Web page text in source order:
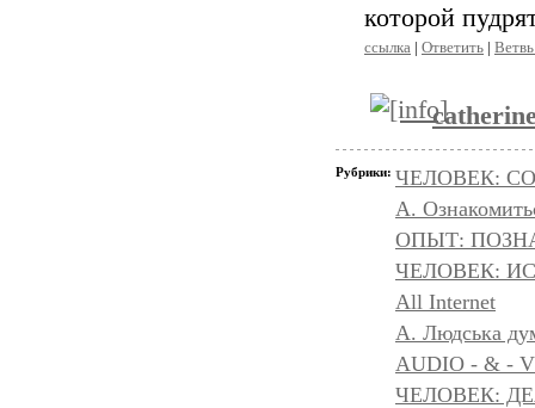
которой
ссылка | Ответить |
Рубрики: ЧЕЛОВЕК:
А.
ОПЫТ:
ЧЕЛОВЕК:
All Internet
A. Людська
AUDIO - & -
ЧЕЛОВЕК: